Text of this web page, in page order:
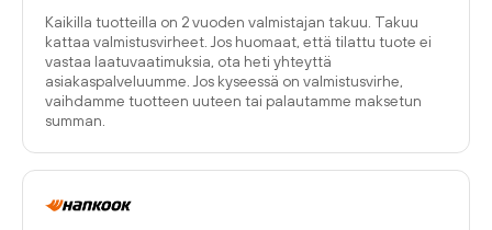
Kaikilla tuotteilla on 2 vuoden valmistajan takuu. Takuu
kattaa valmistusvirheet. Jos huomaat, että tilattu tuote ei
vastaa laatuvaatimuksia, ota heti yhteyttä
asiakaspalveluumme. Jos kyseessä on valmistusvirhe,
vaihdamme tuotteen uuteen tai palautamme maksetun
summan.